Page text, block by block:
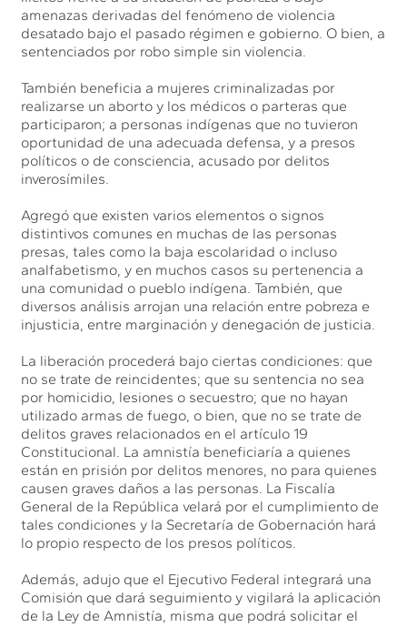
amenazas derivadas del fenómeno de violencia
desatado bajo el pasado régimen e gobierno. O bien, a
sentenciados por robo simple sin violencia.
También beneficia a mujeres criminalizadas por
realizarse un aborto y los médicos o parteras que
participaron; a personas indígenas que no tuvieron
oportunidad de una adecuada defensa, y a presos
políticos o de consciencia, acusado por delitos
inverosímiles.
Agregó que existen varios elementos o signos
distintivos comunes en muchas de las personas
presas, tales como la baja escolaridad o incluso
analfabetismo, y en muchos casos su pertenencia a
una comunidad o pueblo indígena. También, que
diversos análisis arrojan una relación entre pobreza e
injusticia, entre marginación y denegación de justicia.
La liberación procederá bajo ciertas condiciones: que
no se trate de reincidentes; que su sentencia no sea
por homicidio, lesiones o secuestro; que no hayan
utilizado armas de fuego, o bien, que no se trate de
delitos graves relacionados en el artículo 19
Constitucional. La amnistía beneficiaría a quienes
están en prisión por delitos menores, no para quienes
causen graves daños a las personas. La Fiscalía
General de la República velará por el cumplimiento de
tales condiciones y la Secretaría de Gobernación hará
lo propio respecto de los presos políticos.
Además, adujo que el Ejecutivo Federal integrará una
Comisión que dará seguimiento y vigilará la aplicación
de la Ley de Amnistía, misma que podrá solicitar el